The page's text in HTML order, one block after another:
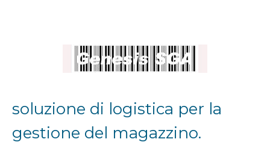
soluzione di logistica per la
gestione del magazzino.